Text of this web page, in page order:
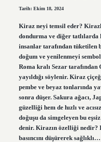
Tarih: Ekim 18, 2024
Kiraz neyi temsil eder?
dondurma ve diğer tatlılarda
insanlar tarafından tüketilen
doğum ve yenilenmeyi
Roma kralı Sezar
yayıldığı söylenir. Kiraz
pembe ve beyaz tonlarında
sonra düşer. Sakura ağacı,
güzelliği hem de hızlı ve
doğuşu da simgeleyen bu
denir. Kirazın özelliği nedir?
basıncını düşürerek sağlıklı…